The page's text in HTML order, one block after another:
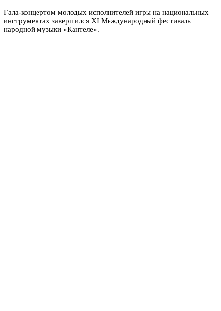
Гала-концертом молодых исполнителей игры на национальных
инструментах завершился XI Международный фестиваль
народной музыки «Кантеле».